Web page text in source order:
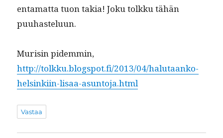
en­ta­mat­ta tuon takia! Joku tolkku tähän
puuhasteluun.
Murisin pidem­min,
http://tolkku.blogspot.fi/2013/04/halutaanko-
helsinkiin-lisaa-asuntoja.html
Vastaa